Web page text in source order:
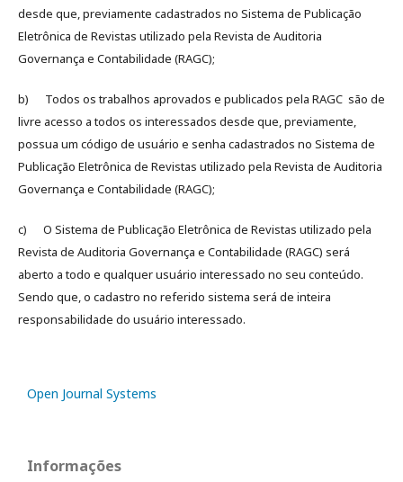
desde que, previamente cadastrados no Sistema de Publicação
Eletrônica de Revistas utilizado pela Revista de Auditoria
Governança e Contabilidade (RAGC);
b) Todos os trabalhos aprovados e publicados pela RAGC são de
livre acesso a todos os interessados desde que, previamente,
possua um código de usuário e senha cadastrados no Sistema de
Publicação Eletrônica de Revistas utilizado pela Revista de Auditoria
Governança e Contabilidade (RAGC);
c) O Sistema de Publicação Eletrônica de Revistas utilizado pela
Revista de Auditoria Governança e Contabilidade (RAGC) será
aberto a todo e qualquer usuário interessado no seu conteúdo.
Sendo que, o cadastro no referido sistema será de inteira
responsabilidade do usuário interessado.
Open Journal Systems
Informações